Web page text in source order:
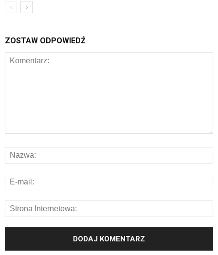
ZOSTAW ODPOWIEDŹ